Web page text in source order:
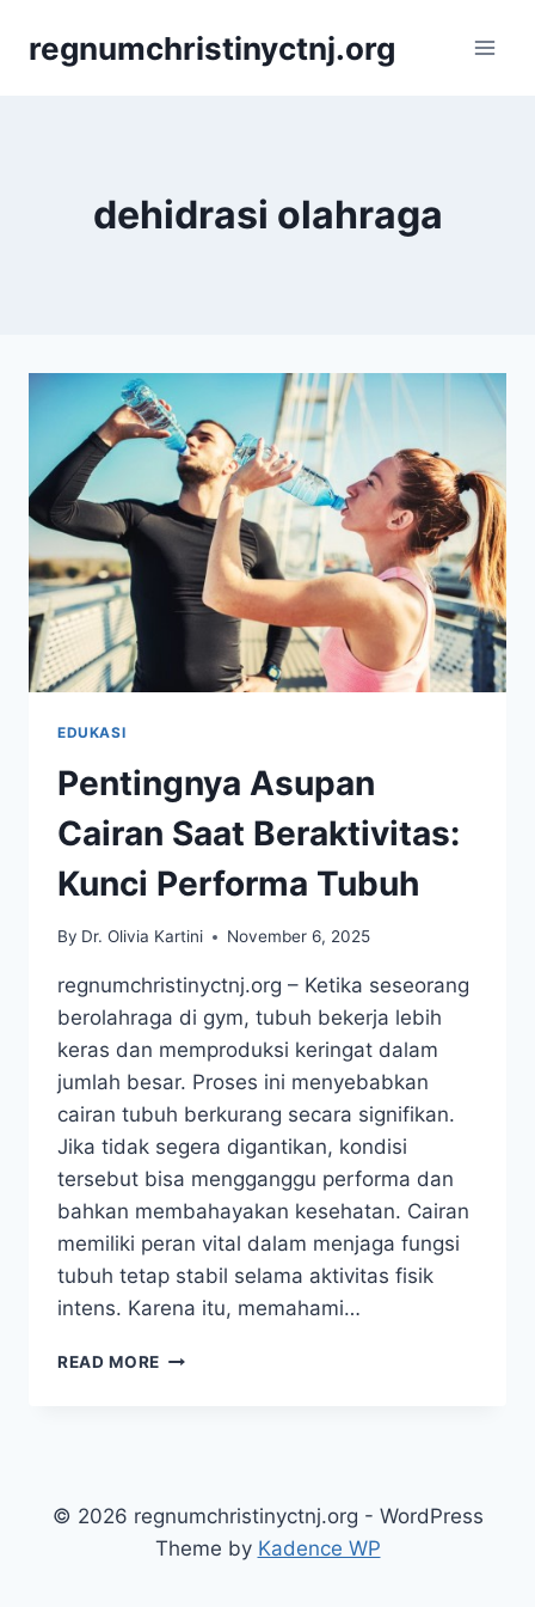
regnumchristinyctnj.org
dehidrasi olahraga
EDUKASI
Pentingnya Asupan
Cairan Saat Beraktivitas:
Kunci Performa Tubuh
By Dr. Olivia Kartini November 6, 2025
regnumchristinyctnj.org – Ketika seseorang
berolahraga di gym, tubuh bekerja lebih
keras dan memproduksi keringat dalam
jumlah besar. Proses ini menyebabkan
cairan tubuh berkurang secara signifikan.
Jika tidak segera digantikan, kondisi
tersebut bisa mengganggu performa dan
bahkan membahayakan kesehatan. Cairan
memiliki peran vital dalam menjaga fungsi
tubuh tetap stabil selama aktivitas fisik
intens. Karena itu, memahami…
READ MORE PENTINGNYA
PERFORMA
TUBUH
© 2026 regnumchristinyctnj.org - WordPress
Theme by Kadence WP